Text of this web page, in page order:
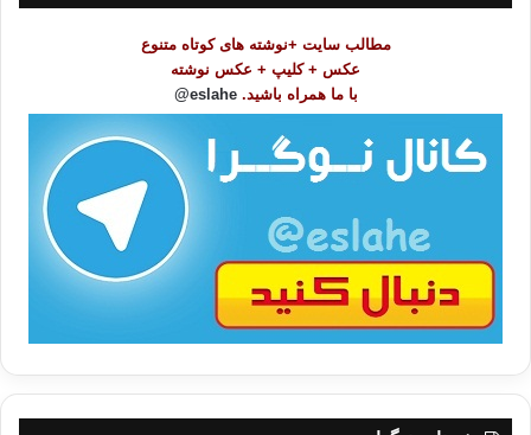
مطالب سایت +نوشته های کوتاه متنوع
عکس + کلیپ + عکس نوشته
با ما همراه باشید. eslahe@